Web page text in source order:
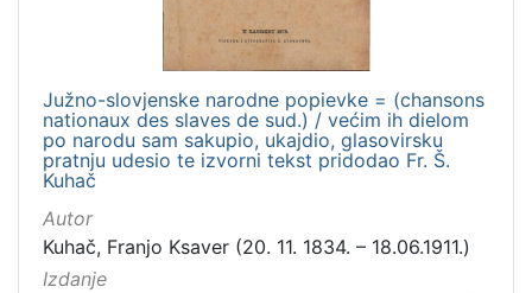
Digitalizirana zagrebačka baština
Prava
Javno dobro
Južno-slovjenske narodne popievke = (chansons
nationaux des slaves de sud.) / većim ih dielom
po narodu sam sakupio, ukajdio, glasovirsku
pratnju udesio te izvorni tekst pridodao Fr. Š.
Kuhač
Autor
Kuhač, Franjo Ksaver (20. 11. 1834. – 18.06.1911.)
Izdanje